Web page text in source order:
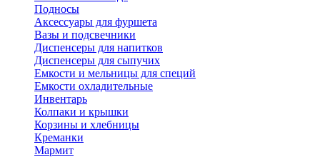
Подносы
Аксессуары для фуршета
Вазы и подсвечники
Диспенсеры для напитков
Диспенсеры для сыпучих
Емкости и мельницы для специй
Емкости охладительные
Инвентарь
Колпаки и крышки
Корзины и хлебницы
Креманки
Мармит